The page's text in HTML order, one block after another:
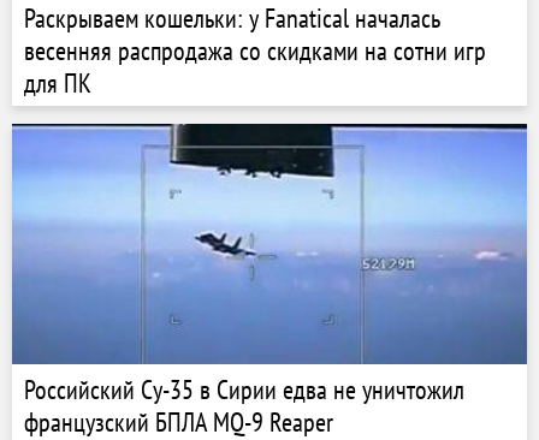
Раскрываем кошельки: у Fanatical началась
весенняя распродажа со скидками на сотни игр
для ПК
Российский Су-35 в Сирии едва не уничтожил
французский БПЛА MQ-9 Reaper